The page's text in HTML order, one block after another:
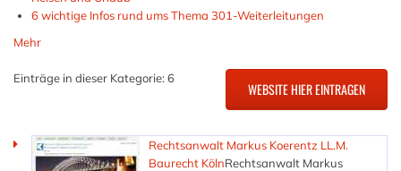
6 wichtige Infos rund ums Thema 301-Weiterleitungen
Mehr
Einträge in dieser Kategorie: 6
Rechtsanwalt Markus Koerentz LL.M.
Baurecht KölnRechtsanwalt Markus